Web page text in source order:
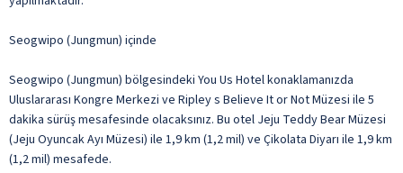
Seogwipo (Jungmun) içinde
Seogwipo (Jungmun) bölgesindeki You Us Hotel konaklamanızda
Uluslararası Kongre Merkezi ve Ripley s Believe It or Not Müzesi ile 5
dakika sürüş mesafesinde olacaksınız. Bu otel Jeju Teddy Bear Müzesi
(Jeju Oyuncak Ayı Müzesi) ile 1,9 km (1,2 mil) ve Çikolata Diyarı ile 1,9 km
(1,2 mil) mesafede.